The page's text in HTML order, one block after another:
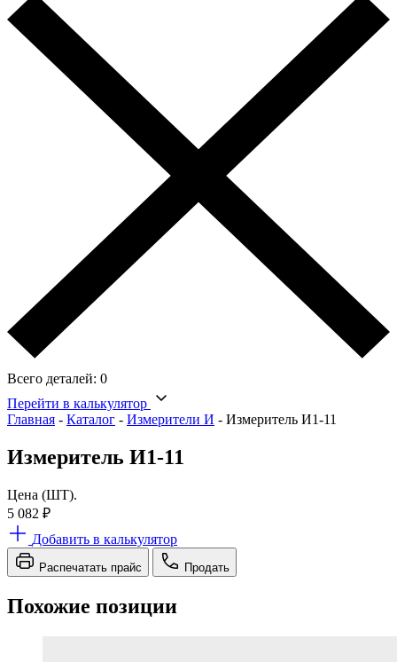
Всего деталей: 0
Перейти в калькулятор
Главная - Каталог - Измерители И - Измеритель И1-11
Измеритель И1-11
Цена (ШТ).
5 082 ₽
Добавить в калькулятор
Распечатать прайс Продать
Похожие позиции